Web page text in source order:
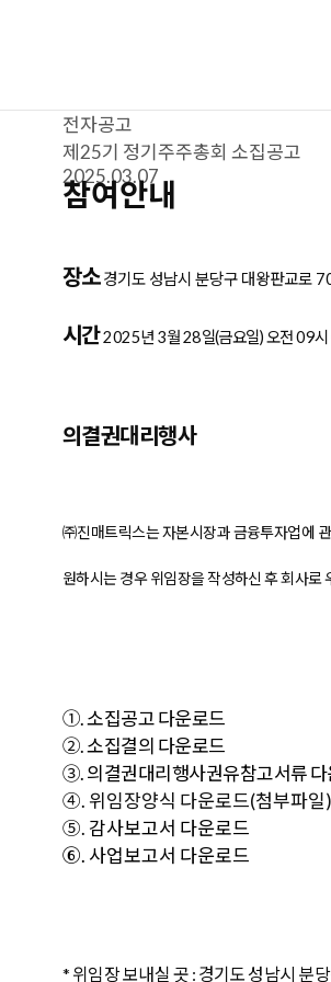
전자공고
제25기 정기주주총회 소집공고
2025.03.07
참여안내
장소경기도 성남시 분당구 대왕판교로
시간2025년 3월 28일(금요일) 오전 09
의결권대리행사
㈜진매트릭스는 자본시장과 금융투자업에
원하시는 경우 위임장을 작성하신 후 회사로
①.소집공고다운로드
②.소집결의 다운로드
③.의결권대리행사권유참고서류
④. 위임장양식 다운로드(첨부파일)
⑤. 감사보고서 다운로드
⑥. 사업보고서 다운로드
* 위임장 보내실 곳 : 경기도 성남시 분